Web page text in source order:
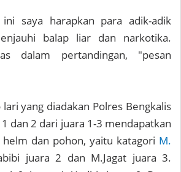
saya harapkan para adik-adik
balap liar dan narkotika.
dalam pertandingan, "pesan
yang diadakan Polres Bengkalis
dan 2 dari juara 1-3 mendapatkan
helm dan pohon, yaitu katagori M.
juara 2 dan M.Jagat juara 3.